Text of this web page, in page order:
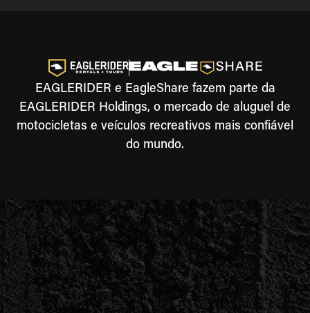
EAGLERIDER e EagleShare fazem parte da
EAGLERIDER Holdings, o mercado de aluguel de
motocicletas e veículos recreativos mais confiável
do mundo.